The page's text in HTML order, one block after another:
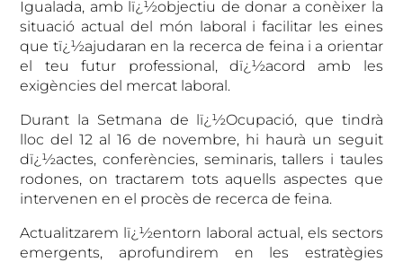
Igualada, amb lï¿½objectiu de donar a conèixer la
situació actual del món laboral i facilitar les eines
que tï¿½ajudaran en la recerca de feina i a orientar
el teu futur professional, dï¿½acord amb les
exigències del mercat laboral.
Durant la Setmana de lï¿½Ocupació, que tindrà
lloc del 12 al 16 de novembre, hi haurà un seguit
dï¿½actes, conferències, seminaris, tallers i taules
rodones, on tractarem tots aquells aspectes que
intervenen en el procès de recerca de feina.
Actualitzarem lï¿½entorn laboral actual, els sectors
emergents, aprofundirem en les estratègies